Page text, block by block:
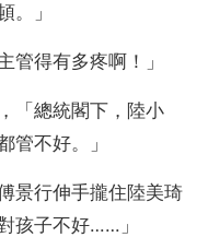
。」
管得有多疼啊！」
「總統閣下，陸小
管不好。」
景行伸手攏住陸美琦
孩子不好……」